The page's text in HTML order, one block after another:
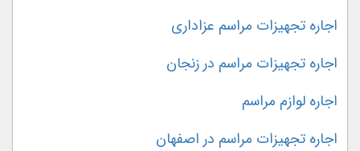
اجاره تجهیزات مراسم عزاداری
اجاره تجهیزات مراسم در زنجان
اجاره لوازم مراسم
اجاره تجهیزات مراسم در اصفهان